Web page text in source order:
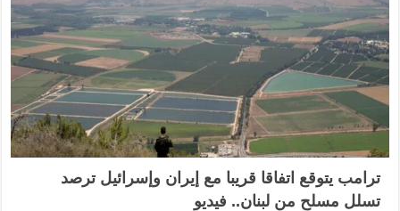
ترامب يتوقع اتفاقا قريبا مع إيران وإسرائيل ترصد
تسلل مسلح من لبنان.. فيديو